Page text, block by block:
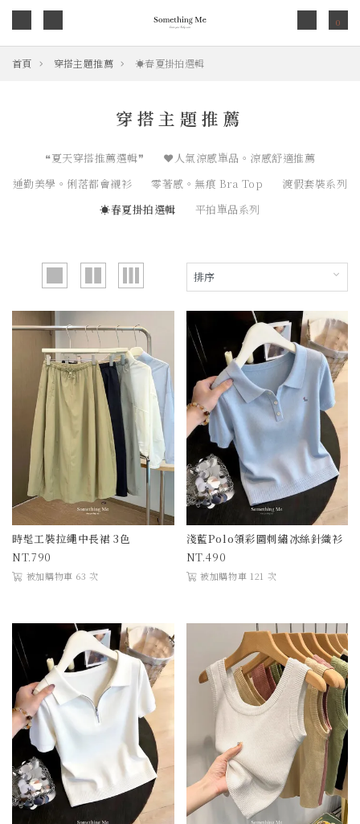
0
首頁 穿搭主題推薦 ☀︎春夏掛拍選輯
穿搭主題推薦
❝夏天穿搭推薦選輯❞
❤人氣涼感單品。涼感舒適推薦
通勤美學。俐落都會襯衫
零著感。無痕 Bra Top
渡假套裝系列
☀︎春夏掛拍選輯
平拍單品系列
時髦工裝拉繩中長裙 3色
790
被加購物車 63 次
淺藍Polo領彩圖刺繡冰絲針織衫
490
被加購物車 121 次